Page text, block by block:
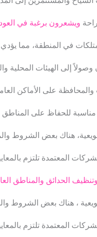
ويشعرون برغبة في
في المنطقة، مما
إلى الهيئات المحلية
على الأماكن
مناسبة للحفاظ على المناطق
هناك بعض الشروط
المعتمدة تلتزم
وتنظيف الحدائق والمناطق
، هناك بعض الشروط
المعتمدة تلتزم